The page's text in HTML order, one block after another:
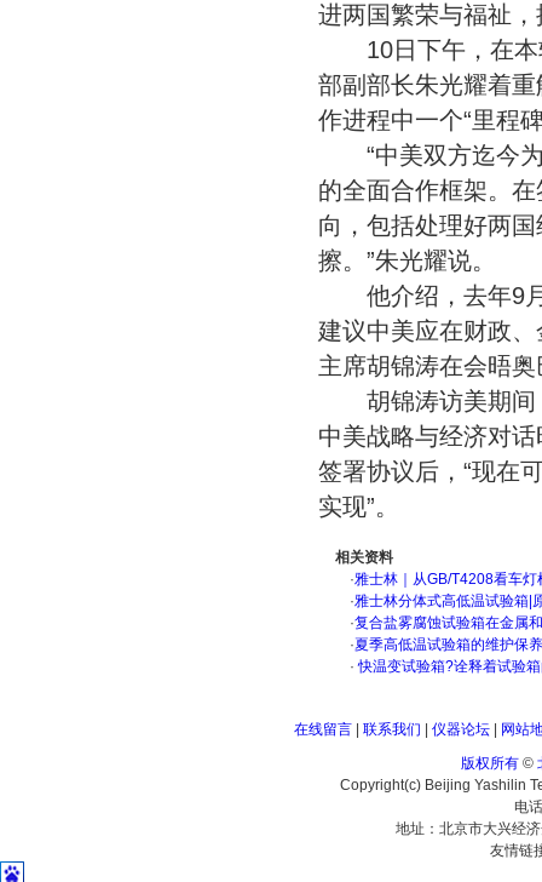
进两国繁荣与福祉
10日下午，在本
部副部长朱光耀着
作进程中一个“里程
“中美双方迄今为
的全面合作框架。
向，包括处理好两
擦。”朱光耀说。
他介绍，去年9月
建议中美应在财政
主席胡锦涛在会晤
胡锦涛访美期间
中美战略与经济对
签署协议后，“现在
实现”。
相关资料
·雅士林｜从GB/T4208看车
·雅士林分体式高低温试验箱|
·复合盐雾腐蚀试验箱在金属
·夏季高低温试验箱的维护保
· 快温变试验箱?诠释着试验
在线留言| 联系我们 仪器论坛|
网站
版权所有©
Copyright(c) Beijing Yashilin
电
地址：北京市大兴经
友情链